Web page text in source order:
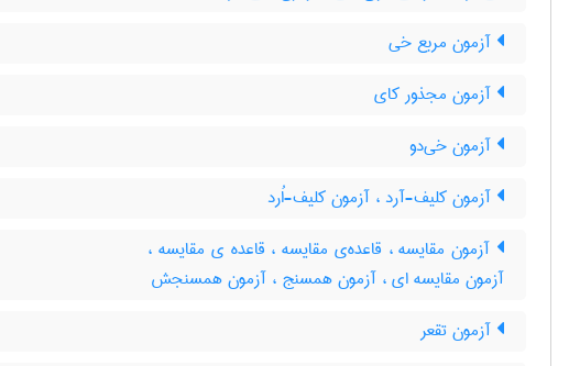
آزمون مربع خی
آزمون مجذور کای
آزمون خی‌دو
آزمون کلیف-آرد ، آزمون کلیف-اُرد
آزمون مقایسه ، قاعده‌ی مقایسه ، قاعده ی مقایسه ،
آزمون مقایسه ای ، آزمون همسنج ، آزمون همسنجش
آزمون تقعر